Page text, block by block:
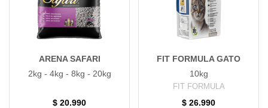
ARENA SAFARI
2kg - 4kg - 8kg - 20kg
$ 20.990
FIT FORMULA GATO
10kg
FIT FORMULA
$ 26.990